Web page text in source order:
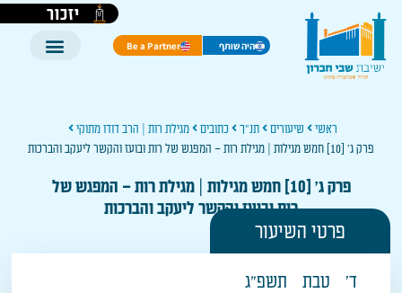
יזכור
היה שותף Be a Partner
ראשי שיעורים תנ"ך כתובים
מגילת רות | הרב דודו מתוקי
פרק ג' [10] חמש מגילות | מגילת רות – המפגש של רות ובועז והקשר ליעקב והברכות
פרק ג' [10] חמש מגילות | מגילת רות – המפגש של
רות ובועז והקשר ליעקב והברכות
פרטי השיעור
ד' טבת תשפ"ג